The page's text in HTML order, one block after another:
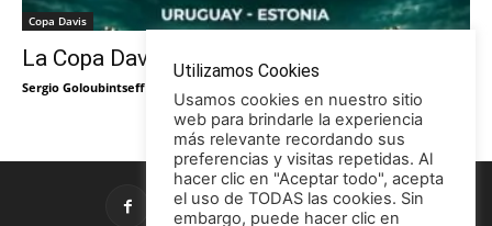
Copa Davis
La Copa Davis vuelve al Círculo
Sergio Goloubintseff
Utilizamos Cookies
Usamos cookies en nuestro sitio
web para brindarle la experiencia
más relevante recordando sus
preferencias y visitas repetidas. Al
hacer clic en "Aceptar todo", acepta
el uso de TODAS las cookies. Sin
embargo, puede hacer clic en